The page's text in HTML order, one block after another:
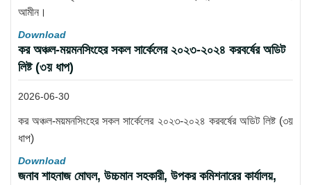
আমীন।
Download
কর অঞ্চল-ময়মনসিংহের সকল সার্কেলের ২০২৩-২০২৪ করবর্ষের অডিট
লিষ্ট (৩য় ধাপ)
2026-06-30
কর অঞ্চল-ময়মনসিংহের সকল সার্কেলের ২০২৩-২০২৪ করবর্ষের অডিট লিষ্ট (৩য়
ধাপ)
Download
জনাব শাহনাজ মোঘল, উচ্চমান সহকারী, উপকর কমিশনারের কার্যালয়,